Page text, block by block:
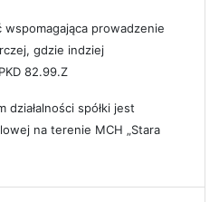
wspomagająca prowadzenie
gdzie indziej
82.99.Z
spółki jest
na terenie MCH „Stara